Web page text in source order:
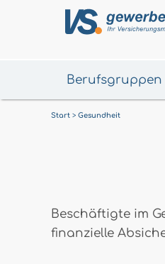
Berufsgruppen
Start Gesundheit
Beschäftigte im
finanzielle